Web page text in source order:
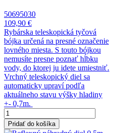
50695030
109,90 €
Rybárska teleskopická tyčová
bójka určená na presné označenie
lovného miesta. S touto bójkou
nemusíte presne poznať hĺbku
vody, do ktorej ju idete umiestniť.
Vrchný teleskopický diel sa
automaticky upraví podľa
aktuálneho stavu výšky hladiny
+- 0,7m.
Pridať do košíka